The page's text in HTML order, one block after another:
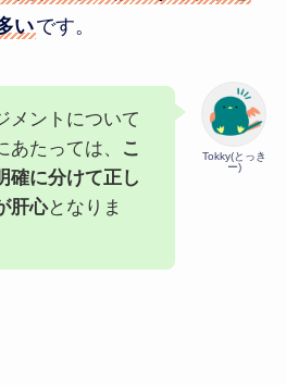
いです。
Tokky(とっき
ー)
メントについて
たっては、
こ
確に分けて正し
肝心となりま